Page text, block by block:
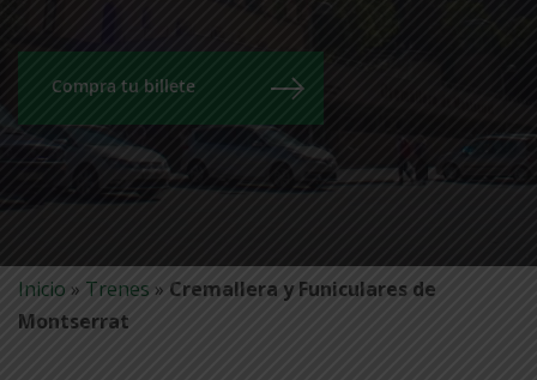
Compra tu billete
Inicio » Trenes » Cremallera y Funiculares de
Montserrat